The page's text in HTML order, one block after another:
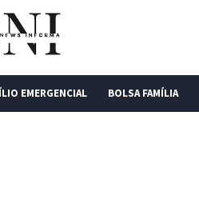
EMERGENCIAL BOLSA FAMÍLIA